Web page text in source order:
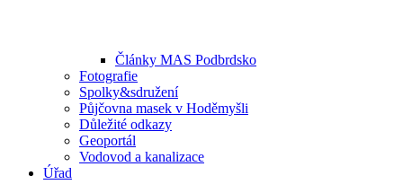
Články MAS Podbrdsko
Fotografie
Spolky&sdružení
Půjčovna masek v Hoděmyšli
Důležité odkazy
Geoportál
Vodovod a kanalizace
Úřad